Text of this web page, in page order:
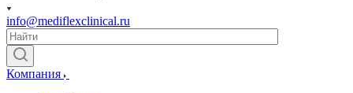
info@mediflexclinical.ru
Компания